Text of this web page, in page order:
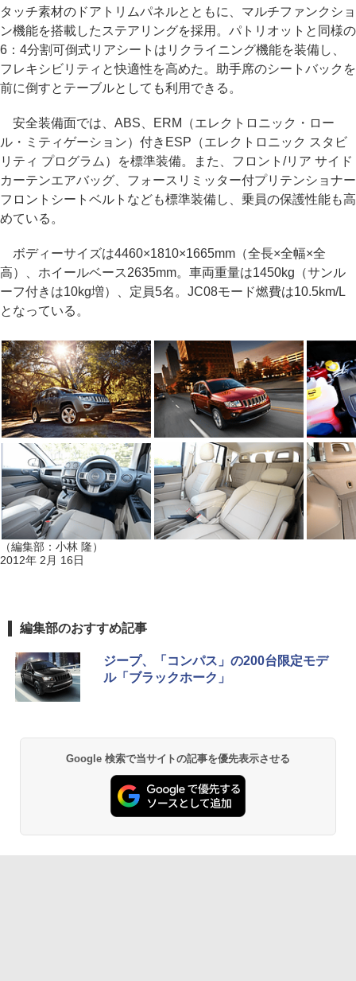
タッチ素材のドアトリムパネルとともに、マルチファンクショ
ン機能を搭載したステアリングを採用。パトリオットと同様の
6：4分割可倒式リアシートはリクライニング機能を装備し、
フレキシビリティと快適性を高めた。助手席のシートバックを
前に倒すとテーブルとしても利用できる。
安全装備面では、ABS、ERM（エレクトロニック・ロー
ル・ミティゲーション）付きESP（エレクトロニック スタビ
リティ プログラム）を標準装備。また、フロント/リア サイド
カーテンエアバッグ、フォースリミッター付プリテンショナー
フロントシートベルトなども標準装備し、乗員の保護性能も高
めている。
ボディーサイズは4460×1810×1665mm（全長×全幅×全
高）、ホイールベース2635mm。車両重量は1450kg（サンル
ーフ付きは10kg増）、定員5名。JC08モード燃費は10.5km/L
となっている。
（編集部：小林 隆）
2012年 2月 16日
編集部のおすすめ記事
ジープ、「コンパス」の200台限定モデ
ル「ブラックホーク」
Google 検索で当サイトの記事を優先表示させる